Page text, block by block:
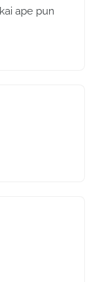
ape pun